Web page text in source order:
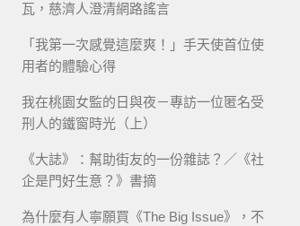
瓦，慈濟人澄清網路謠言
「我第一次感覺這麼爽！」手天使首位使
用者的體驗心得
我在桃園女監的日與夜－專訪一位匿名受
刑人的鐵窗時光（上）
《大誌》：幫助街友的一份雜誌？／《社
企是門好生意？》書摘
為什麼有人寧願買《The Big Issue》，不